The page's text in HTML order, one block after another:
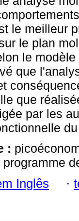
le meilleur
le plan
le
que
que
par les
:
Inglês ·